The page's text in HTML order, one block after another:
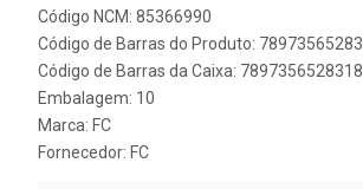
Código NCM: 85366990
Código de Barras do Produto:
Código de Barras da Caixa: 7897356528318
Embalagem: 10
Marca: FC
Fornecedor: FC